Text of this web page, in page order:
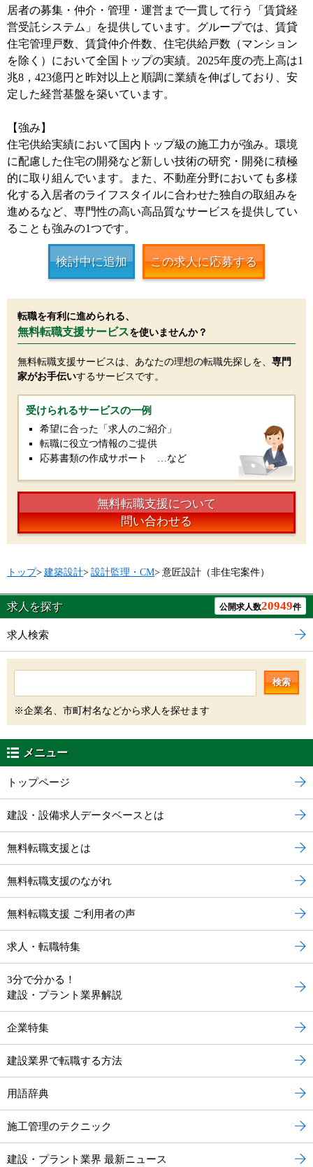
居者の募集・仲介・管理・運営まで一貫して行う「賃貸経
営受託システム」を提供しています。グループでは、賃貸
住宅管理戸数、賃貸仲介件数、住宅供給戸数（マンション
を除く）において全国トップの実績。2025年度の売上高は1
兆8，423億円と昨対以上と順調に業績を伸ばしており、安
定した経営基盤を築いています。
【強み】
住宅供給実績において国内トップ級の施工力が強み。環境
に配慮した住宅の開発など新しい技術の研究・開発に積極
的に取り組んでいます。また、不動産分野においても多様
化する入居者のライフスタイルに合わせた独自の取組みを
進めるなど、専門性の高い高品質なサービスを提供してい
ることも強みの1つです。
検討中に追加 この求人に応募する
転職を有利に進められる、
無料転職支援サービスを使いませんか？
無料転職支援サービスは、あなたの理想の転職先探しを、 専門
家がお手伝いするサービスです。
受けられるサービスの一例
希望に合った「求人のご紹介」
転職に役立つ情報のご提供
応募書類の作成サポート …など
無料転職支援について
問い合わせる
トップ> 建築設計> 設計監理・CM> 意匠設計（非住宅案件）
求人を探す 公開求人数20949件
求人検索
検索
※企業名、市町村名などから求人を探せます
メニュー
トップページ
建設・設備求人データベースとは
無料転職支援とは
無料転職支援のながれ
無料転職支援 ご利用者の声
求人・転職特集
3分で分かる！
建設・プラント業界解説
企業特集
建設業界で転職する方法
用語辞典
施工管理のテクニック
建設・プラント業界 最新ニュース